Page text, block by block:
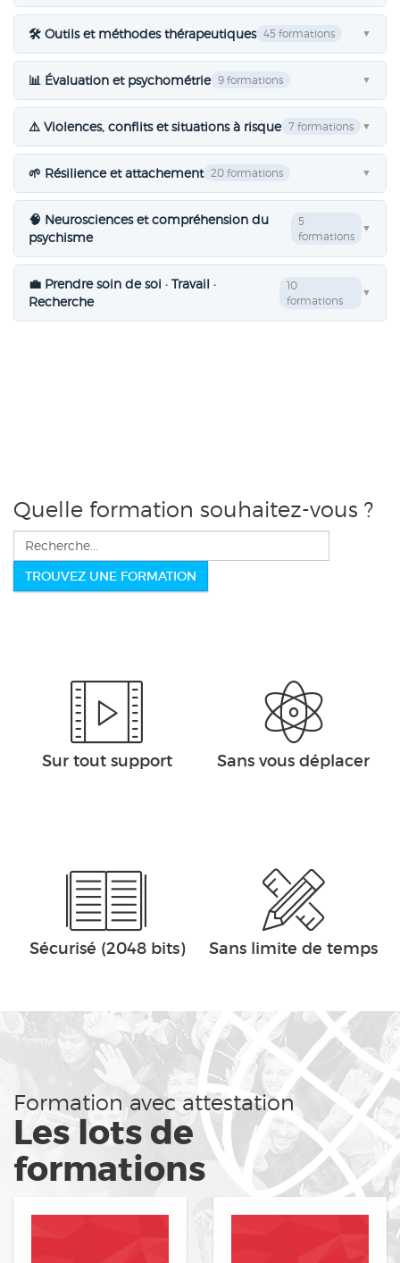
🛠 Outils et méthodes thérapeutiques 45 formations ▼
📊 Évaluation et psychométrie 9 formations ▼
⚠️ Violences, conflits et situations à risque 7 formations ▼
🌱 Résilience et attachement 20 formations ▼
🧠 Neurosciences et compréhension du
psychisme
5
formations
▼
💼 Prendre soin de soi · Travail ·
Recherche
10
formations
▼
Quelle formation souhaitez-vous ?
Rechercher
TROUVEZ UNE FORMATION
Sur tout support Sans vous déplacer
Sécurisé (2048 bits) Sans limite de temps
Formation avec attestation
Les lots de
formations